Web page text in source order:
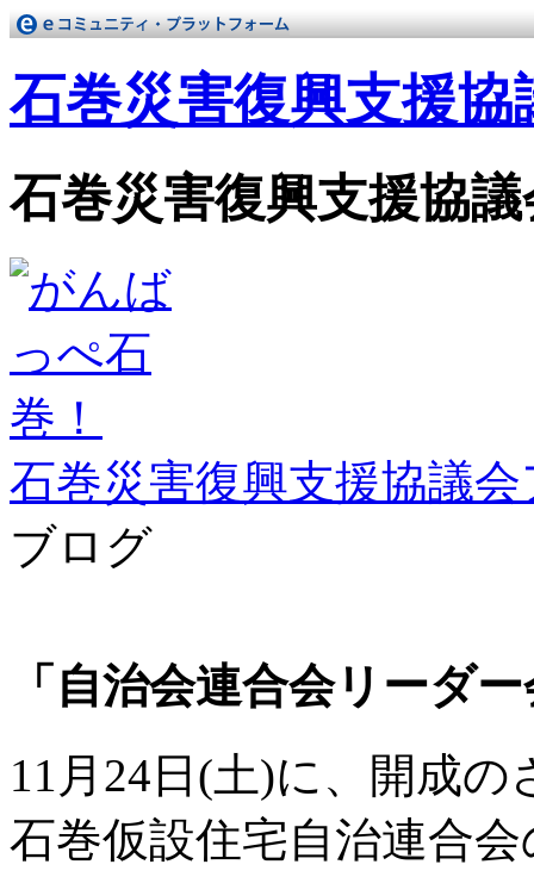
石巻災害復興支援協
石巻災害復興支援協
石巻災害復興支援協議
ブログ
「自治会連合会リーダ
11月24日(土)に、開成の
石巻仮設住宅自治連合